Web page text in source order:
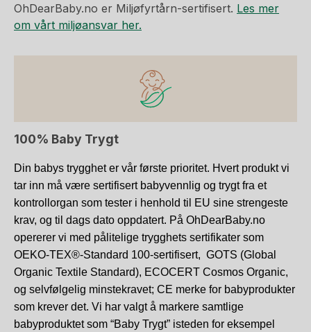
OhDearBaby.no er Miljøfyrtårn-sertifisert. Les mer
om vårt miljøansvar her.
100% Baby Trygt
Din babys trygghet er vår første prioritet. Hvert produkt vi
tar inn må være sertifisert babyvennlig og trygt fra et
kontrollorgan som tester i henhold til EU sine strengeste
krav, og til dags dato oppdatert. På OhDearBaby.no
opererer vi med pålitelige trygghets sertifikater som
OEKO-TEX®-Standard 100-sertifisert, GOTS (Global
Organic Textile Standard), ECOCERT Cosmos Organic,
og selvfølgelig minstekravet; CE merke for babyprodukter
som krever det. Vi har valgt å markere samtlige
babyproduktet som “Baby Trygt” isteden for eksempel